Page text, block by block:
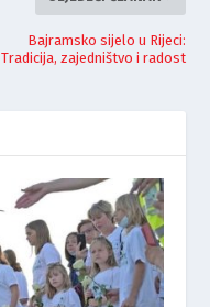
Bajramsko sijelo u Rijeci:
Tradicija, zajedništvo i radost